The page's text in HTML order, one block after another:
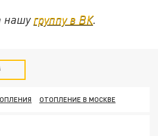
нашу группу в ВК.
ОТОПЛЕНИЕ В МОСКВЕ